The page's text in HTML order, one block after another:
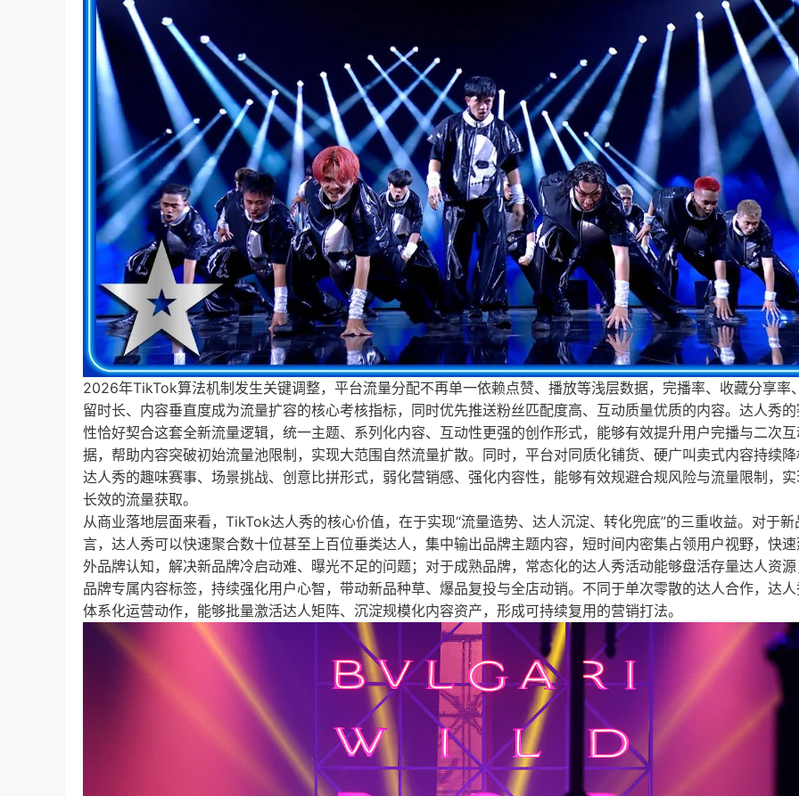
2026年TikTok算法机制发生关键调整，平台流量分配不再单一依赖点赞、播放等浅层数据，完播率、收藏分享率
留时长、内容垂直度成为流量扩容的核心考核指标，同时优先推送粉丝匹配度高、互动质量优质的内容。达人秀
性恰好契合这套全新流量逻辑，统一主题、系列化内容、互动性更强的创作形式，能够有效提升用户完播与二次
据，帮助内容突破初始流量池限制，实现大范围自然流量扩散。同时，平台对同质化铺货、硬广叫卖式内容持续
达人秀的趣味赛事、场景挑战、创意比拼形式，弱化营销感、强化内容性，能够有效规避合规风险与流量限制，
长效的流量获取。
从商业落地层面来看，TikTok达人秀的核心价值，在于实现“流量造势、达人沉淀、转化兜底”的三重收益。对于新
言，达人秀可以快速聚合数十位甚至上百位垂类达人，集中输出品牌主题内容，短时间内密集占领用户视野，快
外品牌认知，解决新品牌冷启动难、曝光不足的问题；对于成熟品牌，常态化的达人秀活动能够盘活存量达人资
品牌专属内容标签，持续强化用户心智，带动新品种草、爆品复投与全店动销。不同于单次零散的达人合作，达
体系化运营动作，能够批量激活达人矩阵、沉淀规模化内容资产，形成可持续复用的营销打法。